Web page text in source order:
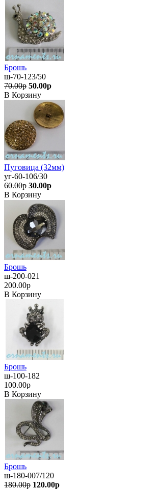
Брошь
ш-70-123/50
70.00р 50.00р
В Корзину
Пуговица (32мм)
уг-60-106/30
60.00р 30.00р
В Корзину
Брошь
ш-200-021
200.00р
В Корзину
Брошь
ш-100-182
100.00р
В Корзину
Брошь
ш-180-007/120
180.00р 120.00р